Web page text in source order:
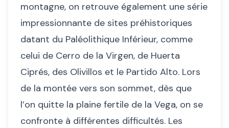
montagne, on retrouve également une série
impressionnante de sites préhistoriques
datant du Paléolithique Inférieur, comme
celui de Cerro de la Virgen, de Huerta
Ciprés, des Olivillos et le Partido Alto. Lors
de la montée vers son sommet, dès que
l’on quitte la plaine fertile de la Vega, on se
confronte à différentes difficultés. Les